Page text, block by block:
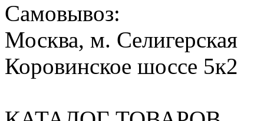
Cамовывоз:
Москва, м. Селигерская
Коровинское шоссе 5к2